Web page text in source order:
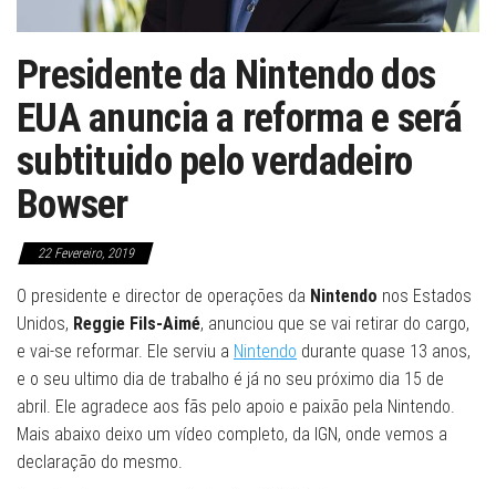
Presidente da Nintendo dos
EUA anuncia a reforma e será
subtituido pelo verdadeiro
Bowser
22 Fevereiro, 2019
O presidente e director de operações da Nintendo nos Estados
Unidos, Reggie Fils-Aimé, anunciou que se vai retirar do cargo,
e vai-se reformar. Ele serviu a Nintendo durante quase 13 anos,
e o seu ultimo dia de trabalho é já no seu próximo dia 15 de
abril. Ele agradece aos fãs pelo apoio e paixão pela Nintendo.
Mais abaixo deixo um vídeo completo, da IGN, onde vemos a
declaração do mesmo.